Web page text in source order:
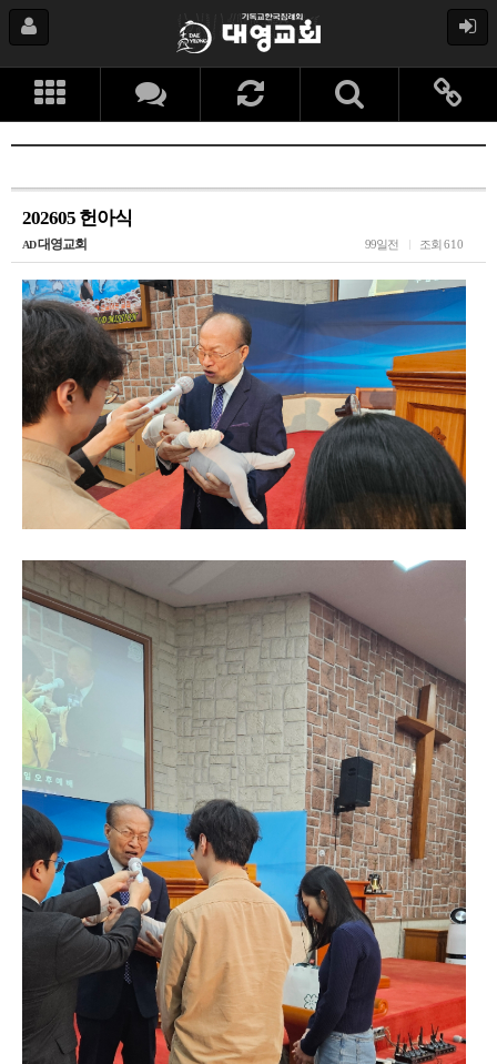
202605 헌아식
AD대영교회 조회610
99일전